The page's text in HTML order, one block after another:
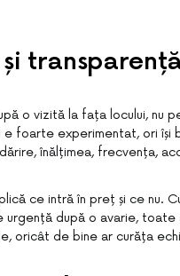
o vizită la fața locului, nu
e foarte experimentat, ori
înălțimea, frecvența,
ce intră în preț și ce nu.
urgență după o avarie,
oricât de bine ar curăța